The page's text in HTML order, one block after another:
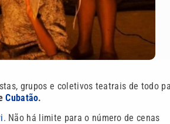
grupos e coletivos teatrais de todo
Cubatão.
. Não há limite para o número de cenas